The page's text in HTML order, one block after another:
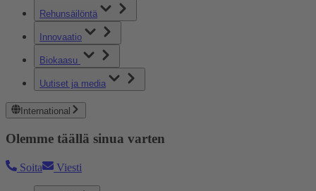
Rehunsäilöntä
Innovaatio
Biokaasu
Uutiset ja media
International
Olemme täällä sinua varten
Soita Viesti